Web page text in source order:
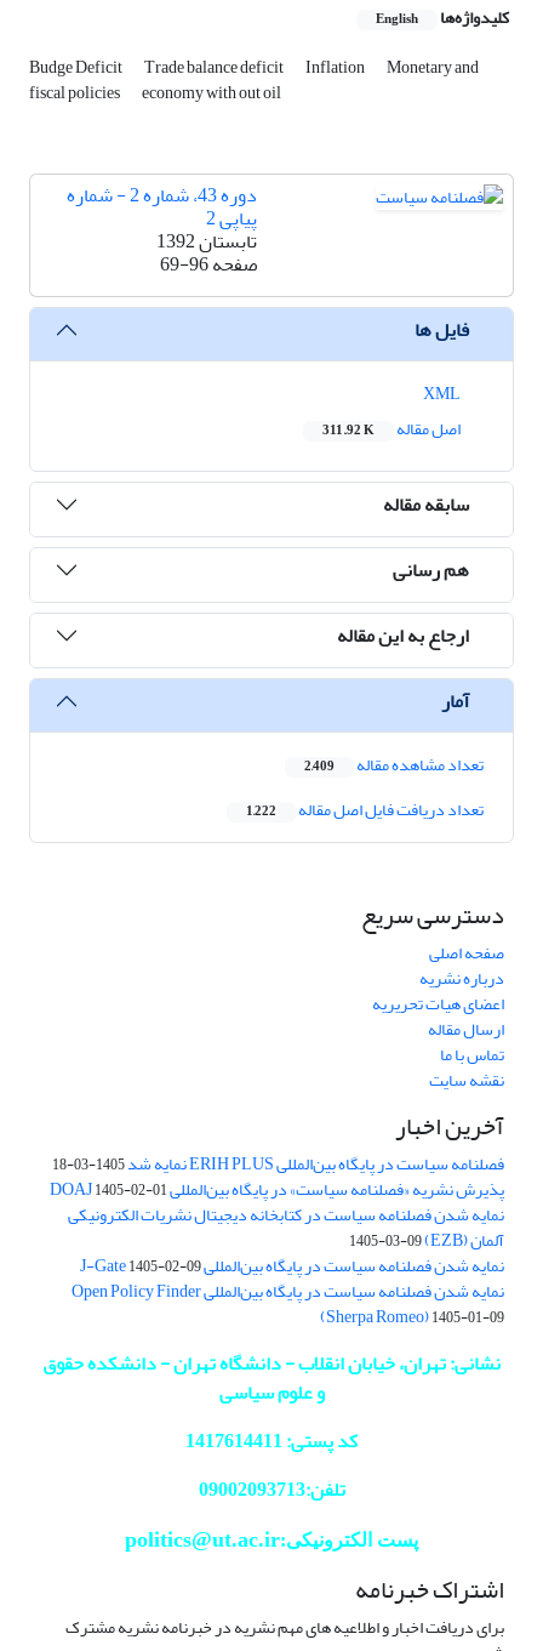
کلیدواژه‌ها English
Budge Deficit Trade balance deficit Inflation Monetary and
fiscal policies economy with out oil
دوره 43، شماره 2 - شماره
پیاپی 2
تابستان 1392
صفحه69-96
فایل ها
اصل مقاله
311.92 K
سابقه مقاله
هم رسانی
ارجاع به این مقاله
آمار
تعداد مشاهده مقاله 2,409
تعداد دریافت فایل اصل مقاله 1,222
دسترسی سریع
صفحه اصلی
درباره نشریه
اعضای هیات تحریریه
ارسال مقاله
تماس با ما
نقشه سایت
آخرین اخبار
فصلنامه سیاست در پایگاه بین‌المللی ERIH PLUS نمایه شد 1405-03-18
پذیرش نشریه «فصلنامه سیاست» در پایگاه بین‌المللی DOAJ1405-02-01
نمایه شدن فصلنامه سیاست در کتابخانه دیجیتال نشریات الکترونیکی
آلمان (EZB) 1405-03-09
نمایه شدن فصلنامه سیاست در پایگاه بین‌المللی J-Gate1405-02-09
نمایه شدن فصلنامه سیاست در پایگاه بین‌المللی Open Policy Finder
(Sherpa Romeo)1405-01-09
نشانی: تهران، خیابان انقلاب - دانشگاه تهران - دانشکده حقوق
و علوم سیاسی
کد پستی: 1417614411
تلفن:09002093713
پست الکترونیکی:politics@ut.ac.ir
اشتراک خبرنامه
برای دریافت اخبار و اطلاعیه های مهم نشریه در خبرنامه نشریه مشترک